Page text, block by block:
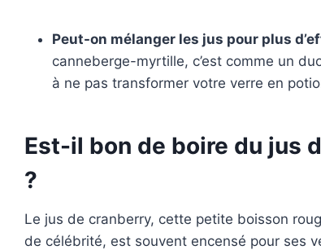
Peut-on mélanger les jus pour plus
canneberge-myrtille, c’est comme un
à ne pas transformer votre verre en
Est-il bon de boire du jus
?
Le jus de cranberry, cette petite boisson
de célébrité, est souvent encensé pour ses